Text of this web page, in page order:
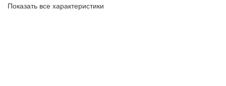
Показать все характеристики